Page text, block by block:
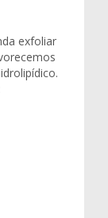
exfoliar